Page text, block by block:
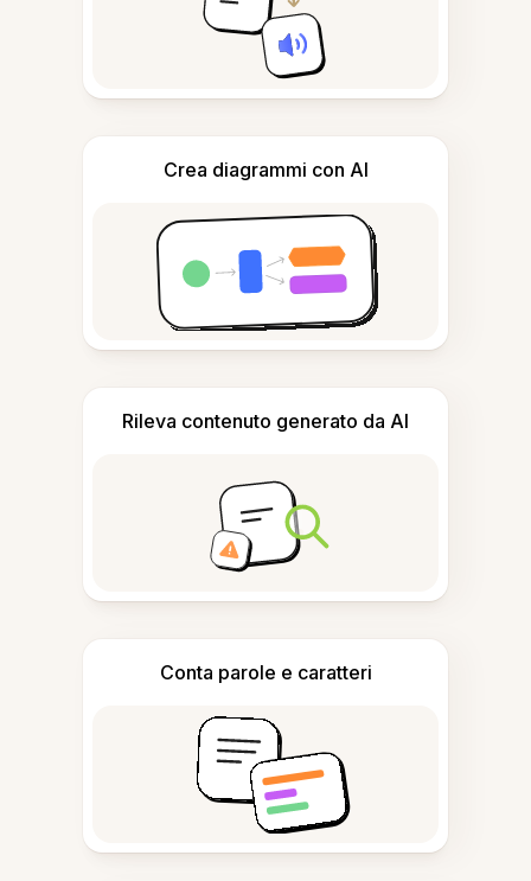
Crea diagrammi con AI
Rileva contenuto generato da AI
Conta parole e caratteri